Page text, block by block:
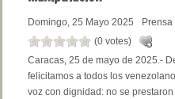
Domingo, 25 Mayo 2025
(0 votes)
Caracas, 25 de mayo de 2025.-
felicitamos a todos los
voz con dignidad: no se